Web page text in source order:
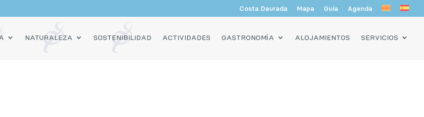
Costa Daurada Mapa Guía Agenda
NATURALEZA SOSTENIBILIDAD ACTIVIDADES GASTRONOMÍA ALOJAMIENTOS SERVICIOS